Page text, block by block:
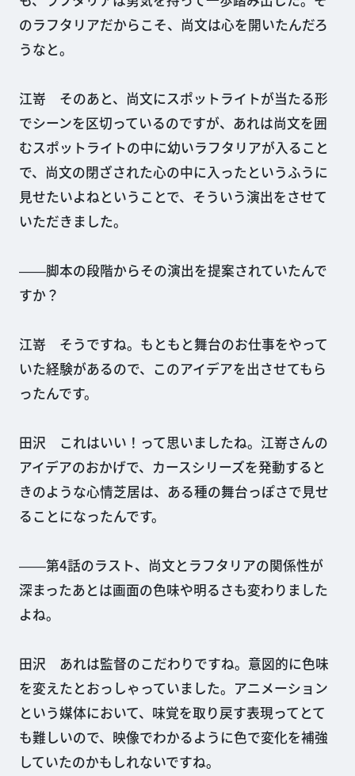
のラフタリアだからこそ、尚文は心を開いたんだろ
うなと。
江嵜 そのあと、尚文にスポットライトが当たる形
でシーンを区切っているのですが、あれは尚文を囲
むスポットライトの中に幼いラフタリアが入ること
で、尚文の閉ざされた心の中に入ったというふうに
見せたいよねということで、そういう演出をさせて
いただきました。
――脚本の段階からその演出を提案されていたんで
すか？
江嵜 そうですね。もともと舞台のお仕事をやって
いた経験があるので、このアイデアを出させてもら
ったんです。
田沢 これはいい！って思いましたね。江嵜さんの
アイデアのおかげで、カースシリーズを発動すると
きのような心情芝居は、ある種の舞台っぽさで見せ
ることになったんです。
――第4話のラスト、尚文とラフタリアの関係性が
深まったあとは画面の色味や明るさも変わりました
よね。
田沢 あれは監督のこだわりですね。意図的に色味
を変えたとおっしゃっていました。アニメーション
という媒体において、味覚を取り戻す表現ってとて
も難しいので、映像でわかるように色で変化を補強
していたのかもしれないですね。